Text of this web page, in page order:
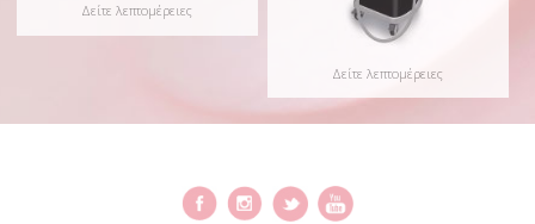
Δείτε λεπτομέρειες
Δείτε λεπτομέρειες